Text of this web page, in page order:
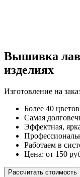
Вышивка
изделиях
Изготовление на
Более 40
Самая
Эффектная,
Работаем в
Цена: от 150
Рассчитать стоимость